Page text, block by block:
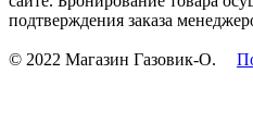
подтверждения заказа
© 2022 Магазин Газовик-О.